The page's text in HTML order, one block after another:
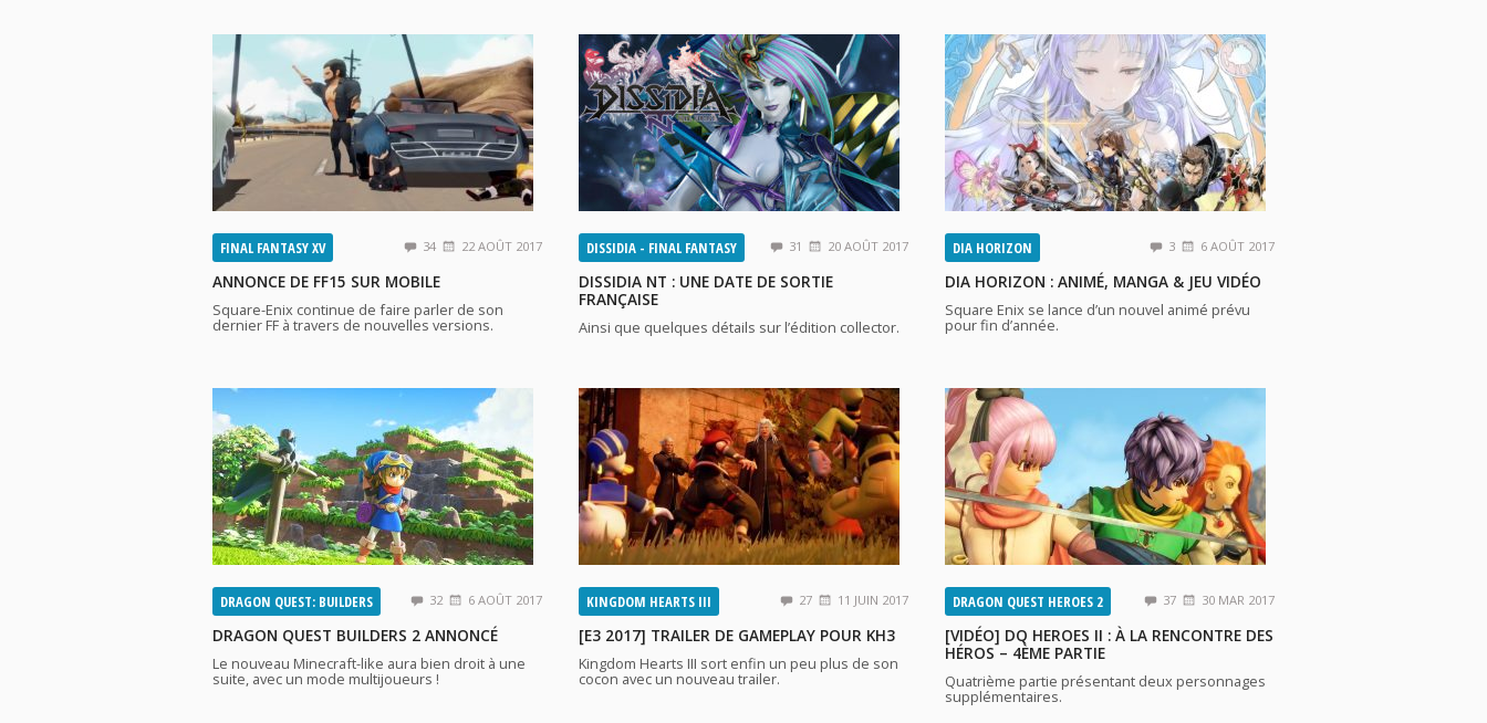
FINAL FANTASY XV 22 AOÛT 2017
34
ANNONCE DE FF15 SUR MOBILE
Square-Enix continue de faire parler de son
dernier FF à travers de nouvelles versions.
DISSIDIA - FINAL FANTASY 20 AOÛT 2017
31
DISSIDIA NT : UNE DATE DE SORTIE
FRANÇAISE
Ainsi que quelques détails sur l’édition collector.
DIA HORIZON 6 AOÛT 2017
3
DIA HORIZON : ANIMÉ, MANGA & JEU VIDÉO
Square Enix se lance d’un nouvel animé prévu
pour fin d’année.
DRAGON QUEST: BUILDERS 6 AOÛT 2017
32
DRAGON QUEST BUILDERS 2 ANNONCÉ
Le nouveau Minecraft-like aura bien droit à une
suite, avec un mode multijoueurs !
KINGDOM HEARTS III 11 JUIN 2017
27
[E3 2017] TRAILER DE GAMEPLAY POUR KH3
Kingdom Hearts III sort enfin un peu plus de son
cocon avec un nouveau trailer.
DRAGON QUEST HEROES 2 30 MAR 2017
37
[VIDÉO] DQ HEROES II : À LA RENCONTRE DES
HÉROS – 4ÈME PARTIE
Quatrième partie présentant deux personnages
supplémentaires.